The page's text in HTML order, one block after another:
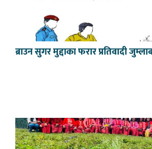
ब्राउन सुगर मुद्दाका फरार प्रतिवादी